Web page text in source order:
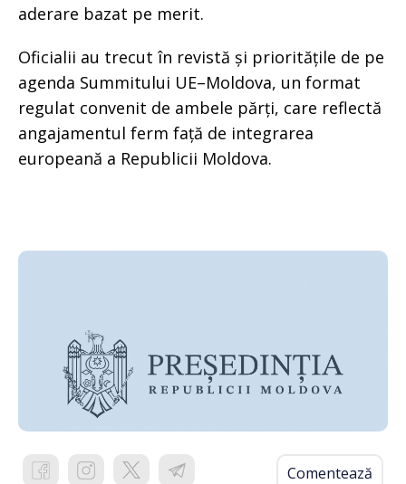
aderare bazat pe merit.
Oficialii au trecut în revistă și prioritățile de pe
agenda Summitului UE–Moldova, un format
regulat convenit de ambele părți, care reflectă
angajamentul ferm față de integrarea
europeană a Republicii Moldova.
Comentează